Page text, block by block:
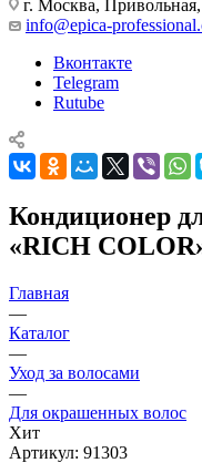
г. Москва,
info@epica-
Вконтакте
Telegram
Rutube
Кондиционер
«RICH
Главная
—
Каталог
—
Уход за волосами
—
Для окрашенных волос
Хит
Артикул: 91303